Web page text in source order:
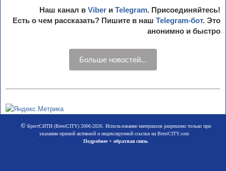
Наш канал в Viber и Telegram. Присоединяйтесь!
Есть о чем рассказать? Пишите в наш Telegram-бот. Это
анонимно и быстро
Больше новостей...
©БрестСИТИ (BrestCITY) 2006-2026. Использование материалов разрешено только при
указании прямой активной и индексируемой ссылки на BrestCITY.com
Подробнее + обратная связь